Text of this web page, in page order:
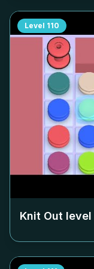
Level 110
Knit Out level